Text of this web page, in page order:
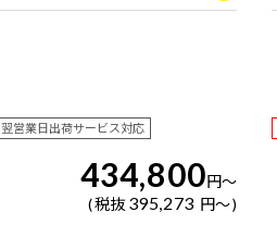
翌営業日出荷サービス対応
434,800円～
税抜 395,273 円～